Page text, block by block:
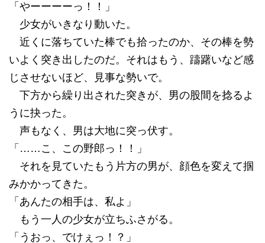
「やーーーーっ！！」
少女がいきなり動いた。
近くに落ちていた棒でも拾ったのか、その棒を勢
いよく突き出したのだ。それはもう、躊躇いなど感
じさせないほど、見事な勢いで。
下方から繰り出された突きが、男の股間を捻るよ
うに抉った。
声もなく、男は大地に突っ伏す。
「……こ、この野郎っ！！」
それを見ていたもう片方の男が、顔色を変えて掴
みかかってきた。
「あんたの相手は、私よ」
もう一人の少女が立ちふさがる。
「うおっ、でけぇっ！？」